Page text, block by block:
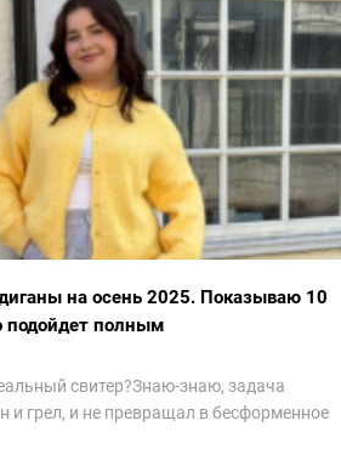
на осень 2025. Показываю 10
подойдет полным
свитер?Знаю-знаю, задача
и грел, и не превращал в бесформенное